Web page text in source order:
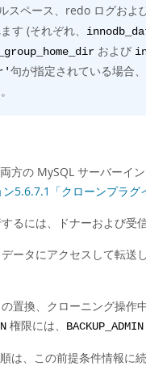
スペース、redo ログお
す (それぞれ、
および
' 句が指定されている場合
方の MySQL サーバーイ
5.6.7.1「クローンプラグ
るには、ドナーおよび受
ータにアクセスして転
置換、クローニング操
権限には、 BACKUP_ADMIN
、この前提条件情報に